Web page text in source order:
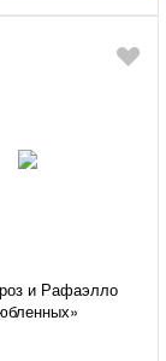
и Рафаэлло